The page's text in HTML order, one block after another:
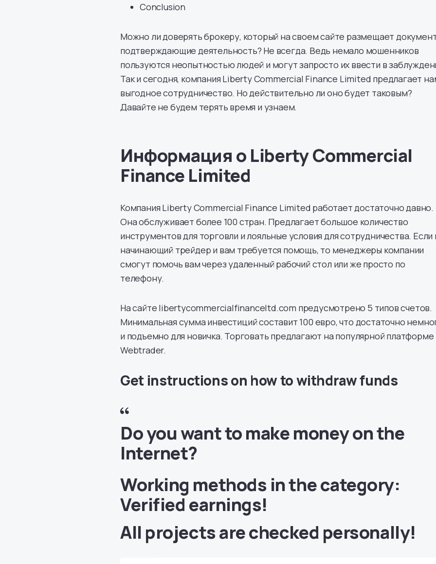
Conclusion
Можно ли доверять брокеру, который на своем сайте размещает
подтверждающие деятельность? Не всегда. Ведь немало мошенников
пользуются неопытностью людей и могут запросто их ввести в
Так и сегодня, компания Liberty Commercial Finance Limited предлагает
выгодное сотрудничество. Но действительно ли оно будет таковым?
Давайте не будем терять время и узнаем.
Информация о Liberty Commercial
Finance Limited
Компания Liberty Commercial Finance Limited работает достаточно давно.
Она обслуживает более 100 стран. Предлагает большое количество
инструментов для торговли и лояльные условия для сотрудничества. Если
начинающий трейдер и вам требуется помощь, то менеджеры компании
смогут помочь вам через удаленный рабочий стол или же просто по
телефону.
На сайте libertycommercialfinanceltd.com предусмотрено 5 типов счетов.
Минимальная сумма инвестиций составит 100 евро, что достаточно
и подъемно для новичка. Торговать предлагают на популярной платформе
Webtrader.
Get instructions on how to withdraw funds
Do you want to make money on the
Internet?
Working methods in the category:
Verified earnings!
All projects are checked personally!